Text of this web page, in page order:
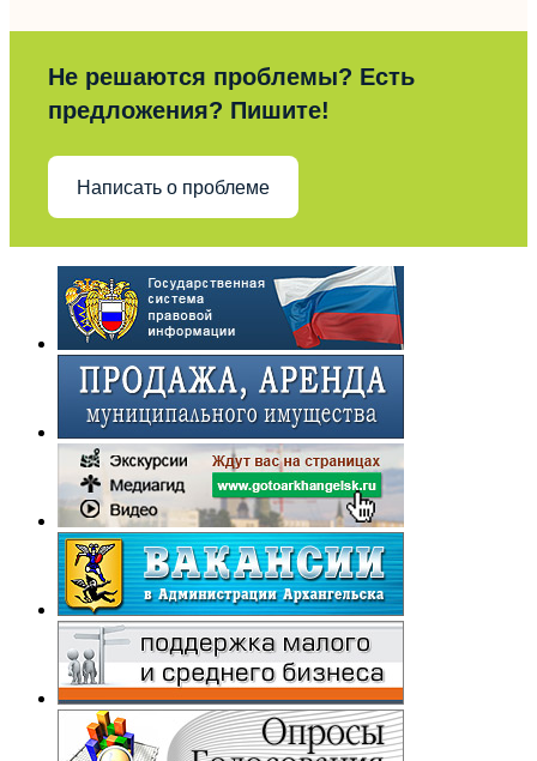
Не решаются проблемы? Есть
предложения? Пишите!
Написать о проблеме